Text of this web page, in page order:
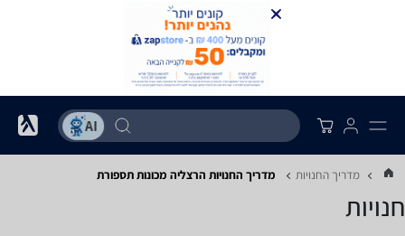
מדריך החנויות מדריך החנויות ‏הרצליה ‏מכונות תספורת
חנויות